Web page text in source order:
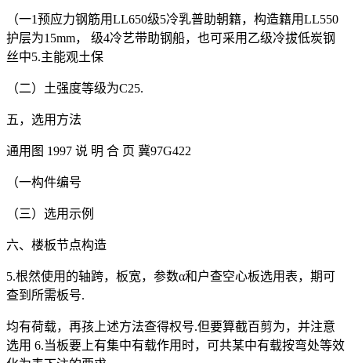
（一1预应力钢筋用LL650级5冷乳普助朝籍，构造籍用LL550
护层为15mm， 级4冷艺带助钢船，也可采用乙级冷拔低炭钢
丝中5.主能观土保
（二）土强度等级为C25.
五，选用方法
通用图 1997 说 明 合 页 冀97G422
（一构件编号
（三）选用示例
六、楼板节点构造
5.根然使用的轴跨，板宽，参数α和户查空心板选用表，期可
查到所需板号.
均有荷载，再孩上述方法查得权号.但要算截百剪为，并注意
选用 6.当板要上有集中有载作用时，可共某中有载按弯处等效